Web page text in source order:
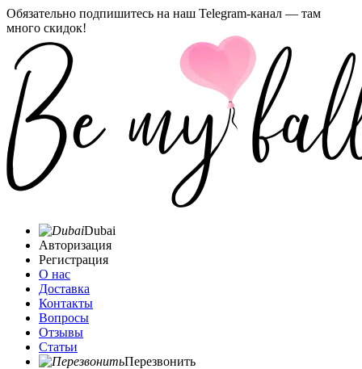
Обязательно подпишитесь на наш Telegram-канал — там
много скидок!
Dubai
Авторизация
Регистрация
О нас
Доставка
Контакты
Вопросы
Отзывы
Статьи
Перезвонить